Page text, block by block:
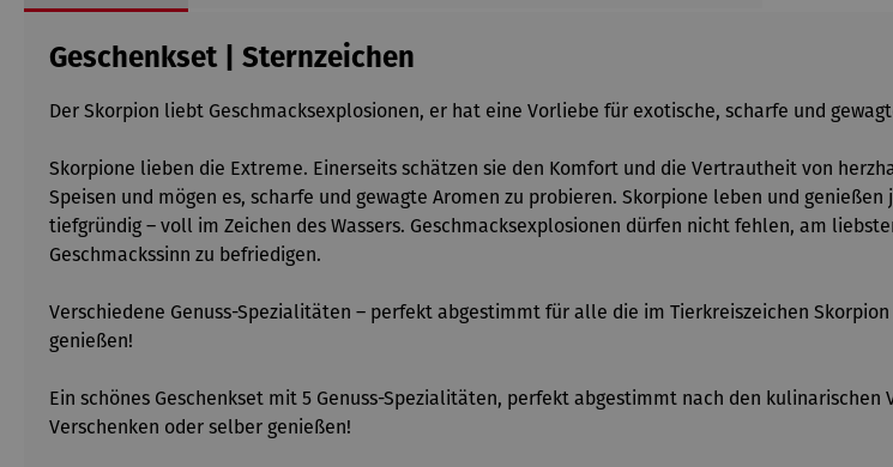
Geschenkset | Sternzeichen
Der Skorpion liebt Geschmacksexplosionen, er hat eine Vorliebe für exotische, scharfe und
Skorpione lieben die Extreme. Einerseits schätzen sie den Komfort und die Vertrautheit von
Speisen und mögen es, scharfe und gewagte Aromen zu probieren. Skorpione leben und
tiefgründig – voll im Zeichen des Wassers. Geschmacksexplosionen dürfen nicht fehlen, am
Geschmackssinn zu befriedigen.
Verschiedene Genuss-Spezialitäten – perfekt abgestimmt für alle die im Tierkreiszeichen
genießen!
Ein schönes Geschenkset mit 5 Genuss-Spezialitäten, perfekt abgestimmt nach den
Verschenken oder selber genießen!